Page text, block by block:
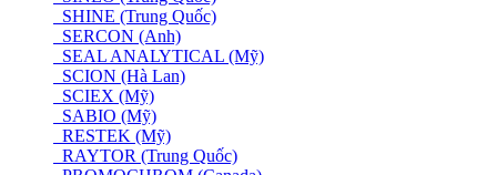
SHINE (Trung Quốc)
SERCON (Anh)
SEAL ANALYTICAL (Mỹ)
SCION (Hà Lan)
SCIEX (Mỹ)
SABIO (Mỹ)
RESTEK (Mỹ)
RAYTOR (Trung Quốc)